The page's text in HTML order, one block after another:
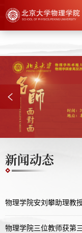
快速导航
新闻动态
物理学院安刘攀助理教